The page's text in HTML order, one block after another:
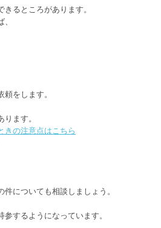
るところがあります。
をします。
ます。
きの注意点はこちら
についても相談しましょう。
するようになっています。